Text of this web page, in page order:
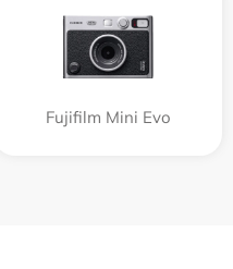
Fujifilm Mini Evo